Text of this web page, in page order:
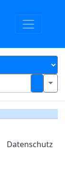
Datenschutz